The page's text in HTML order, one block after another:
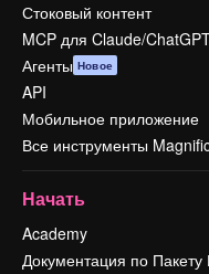
Стоковый контент
MCP для Claude/
Агенты Новое
API
Мобильное приложение
Все инструменты
Начать
Academy
Документация по